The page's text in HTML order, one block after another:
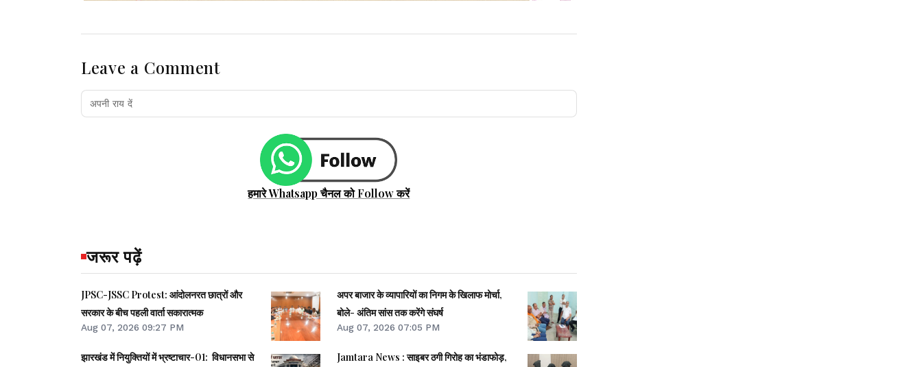
Leave a Comment
हमारे Whatsapp चैनल को Follow करें
जरूर पढ़ें
JPSC-JSSC Protest: आंदोलनरत छात्रों और
सरकार के बीच पहली वार्ता सकारात्मक
Aug 07, 2026 09:27 PM
झारखंड में नियुक्तियों में भ्रष्टाचार-01: विधानसभा से
अपर बाजार के व्यापारियों का निगम के खिलाफ मोर्चा,
बोले- अंतिम सांस तक करेंगे संघर्ष
Aug 07, 2026 07:05 PM
Jamtara News : साइबर ठगी गिरोह का भंडाफोड़,